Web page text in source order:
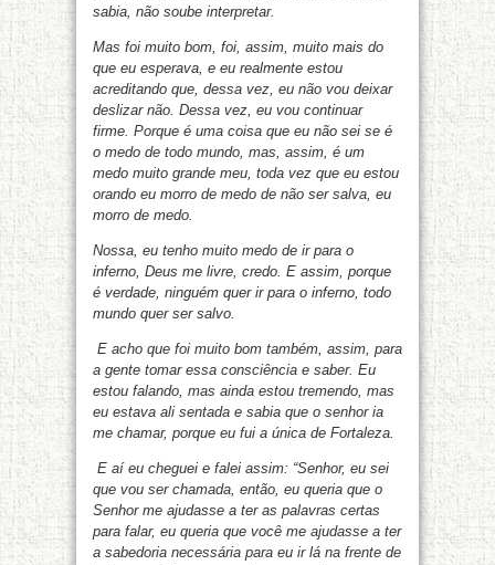
sabia, não soube interpretar.
Mas foi muito bom, foi, assim, muito mais do
que eu esperava, e eu realmente estou
acreditando que, dessa vez, eu não vou deixar
deslizar não. Dessa vez, eu vou continuar
firme. Porque é uma coisa que eu não sei se é
o medo de todo mundo, mas, assim, é um
medo muito grande meu, toda vez que eu estou
orando eu morro de medo de não ser salva, eu
morro de medo.
Nossa, eu tenho muito medo de ir para o
inferno, Deus me livre, credo. E assim, porque
é verdade, ninguém quer ir para o inferno, todo
mundo quer ser salvo.
E acho que foi muito bom também, assim, para
a gente tomar essa consciência e saber. Eu
estou falando, mas ainda estou tremendo, mas
eu estava ali sentada e sabia que o senhor ia
me chamar, porque eu fui a única de Fortaleza.
E aí eu cheguei e falei assim: “Senhor, eu sei
que vou ser chamada, então, eu queria que o
Senhor me ajudasse a ter as palavras certas
para falar, eu queria que você me ajudasse a ter
a sabedoria necessária para eu ir lá na frente de